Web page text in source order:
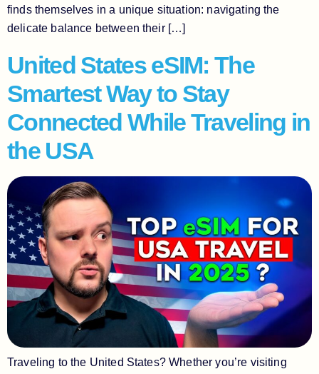
finds themselves in a unique situation: navigating the
delicate balance between their […]
United States eSIM: The
Smartest Way to Stay
Connected While Traveling in
the USA
Traveling to the United States? Whether you’re visiting